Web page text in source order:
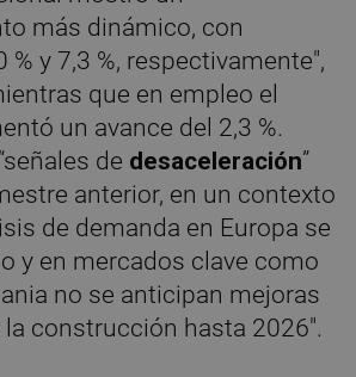
más dinámico, con
% y 7,3 %, respectivamente",
que en empleo el
un avance del 2,3 %.
“señales de desaceleración”
anterior, en un contexto
de demanda en Europa se
y en mercados clave como
no se anticipan mejoras
construcción hasta 2026".